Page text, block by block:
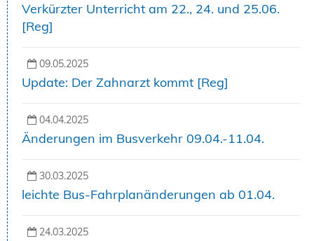
Verkürzter Unterricht am 22., 24. und 25.06.
[Reg]
09.05.2025
Update: Der Zahnarzt kommt [Reg]
04.04.2025
Änderungen im Busverkehr 09.04.-11.04.
30.03.2025
leichte Bus-Fahrplanänderungen ab 01.04.
24.03.2025